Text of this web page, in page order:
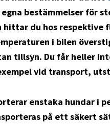
bestämmelser för
hittar du hos respektive
i bilen
tillsyn. Du får heller
vid transport,
enstaka hundar i
på ett säkert